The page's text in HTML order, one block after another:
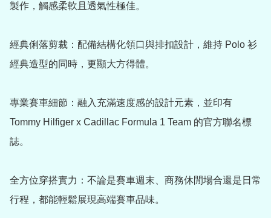
製作，觸感柔軟且透氣性極佳。
經典俐落剪裁：配備結構化領口與排扣設計，維持 Polo 衫
經典造型的同時，更顯大方得體。
專業賽車細節：融入充滿速度感的設計元素，並印有
Tommy Hilfiger x Cadillac Formula 1 Team 的官方聯名標
誌。
全方位穿搭實力：不論是賽車週末、商務休閒場合還是日常
行程，都能輕鬆展現高端賽車品味。